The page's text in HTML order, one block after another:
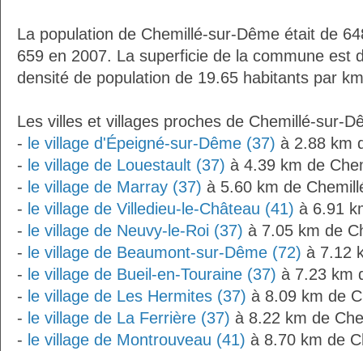
La population de Chemillé-sur-Dême était de
659 en 2007. La superficie de la commune est
densité de population de 19.65 habitants par
Les villes et villages proches de Chemillé-sur-
- le village d'Épeigné-sur-Dême (37) à 2.88 km
- le village de Louestault (37) à 4.39 km de
- le village de Marray (37) à 5.60 km de
- le village de Villedieu-le-Château (41) à 6.91
- le village de Neuvy-le-Roi (37) à 7.05 km de
- le village de Beaumont-sur-Dême (72) à 7.12
- le village de Bueil-en-Touraine (37) à 7.23 km
- le village de Les Hermites (37) à 8.09 km de
- le village de La Ferrière (37) à 8.22 km de
- le village de Montrouveau (41) à 8.70 km de